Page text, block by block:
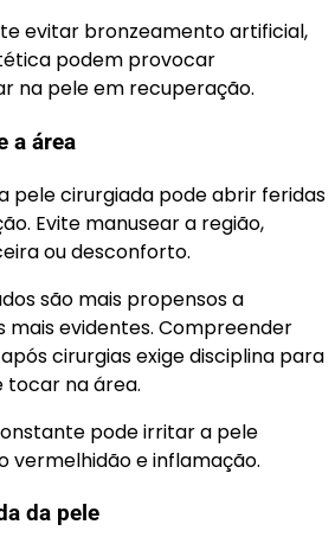
evitar bronzeamento artificial,
podem provocar
na pele em recuperação.
a área
pele cirurgiada pode abrir feridas
Evite manusear a região,
ou desconforto.
são mais propensos a
mais evidentes. Compreender
cirurgias exige disciplina para
tocar na área.
pode irritar a pele
vermelhidão e inflamação.
da pele